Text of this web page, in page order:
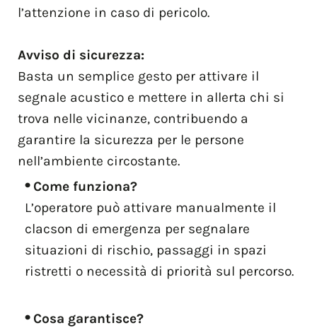
l’attenzione in caso di pericolo.
Avviso di sicurezza:
Basta un semplice gesto per attivare il
segnale acustico e mettere in allerta chi si
trova nelle vicinanze, contribuendo a
garantire la sicurezza per le persone
nell’ambiente circostante.
Come funziona?
L’operatore può attivare manualmente il
clacson di emergenza per segnalare
situazioni di rischio, passaggi in spazi
ristretti o necessità di priorità sul percorso.
Cosa garantisce?